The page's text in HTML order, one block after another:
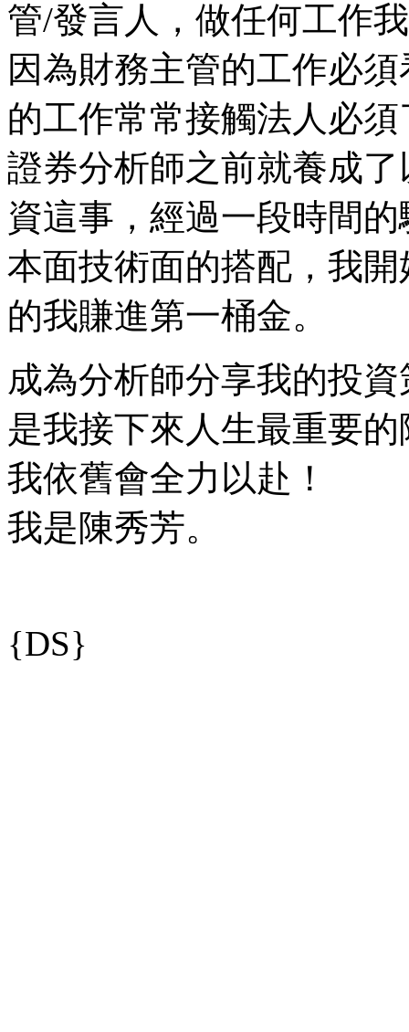
管/發言人，做任何工作
因為財務主管的工作必
的工作常常接觸法人必
證券分析師之前就養成
資這事，經過一段時間
本面技術面的搭配，我
的我賺進第一桶金。
成為分析師分享我的投
是我接下來人生最重要的
我依舊會全力以赴！
我是陳秀芳。
{DS}